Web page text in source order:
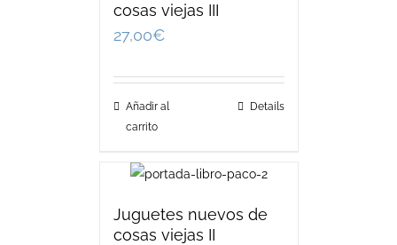
cosas viejas III
27,00€
Añadir al
carrito
Details
Juguetes nuevos de
cosas viejas II